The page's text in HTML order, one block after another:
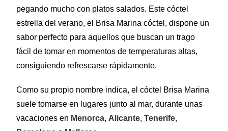
pegando mucho con platos salados. Este cóctel
estrella del verano, el Brisa Marina cóctel, dispone un
sabor perfecto para aquellos que buscan un trago
fácil de tomar en momentos de temperaturas altas,
consiguiendo refrescarse rápidamente.
Como su propio nombre indica, el cóctel Brisa Marina
suele tomarse en lugares junto al mar, durante unas
vacaciones en Menorca, Alicante,Tenerife,